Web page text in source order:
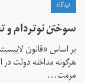
دیدگاه
سوختن نوتردام و
هرگونه مداخله‌ دولت
مرمت...